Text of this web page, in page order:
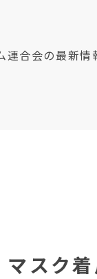
合会の最新情
マスク